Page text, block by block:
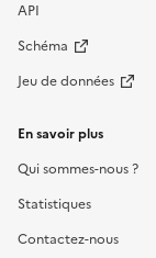
API
Schéma
Jeu de données
En savoir plus
Qui sommes-nous ?
Statistiques
Contactez-nous